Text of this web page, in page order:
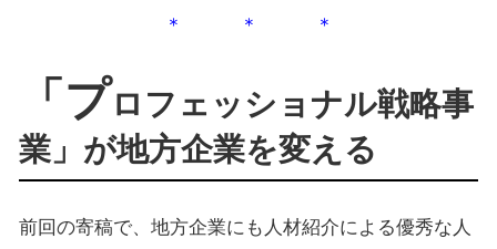
＊ ＊ ＊
「プロフェッショナル戦略事
業」が地方企業を変える
前回の寄稿で、地方企業にも人材紹介による優秀な人